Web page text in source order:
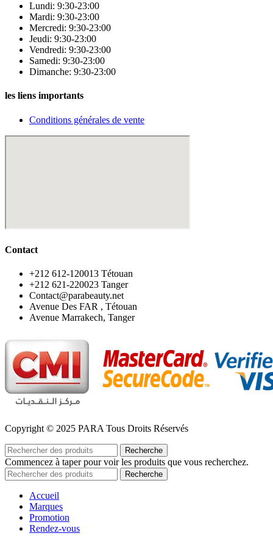
Lundi: 9:30-23:00
Mardi: 9:30-23:00
Mercredi: 9:30-23:00
Jeudi: 9:30-23:00
Vendredi: 9:30-23:00
Samedi: 9:30-23:00
Dimanche: 9:30-23:00
les liens importants
Conditions générales de vente
Contact
‪+212 612-120013 Tétouan
‪+212 621-220023 Tanger
Contact@parabeauty.net
Avenue Des FAR , Tétouan
Avenue Marrakech, Tanger
Copyright © 2025 PARA Tous Droits Réservés
Recherche
Commencez à taper pour voir les produits que vous recherchez.
Recherche
Accueil
Marques
Promotion
Rendez-vous